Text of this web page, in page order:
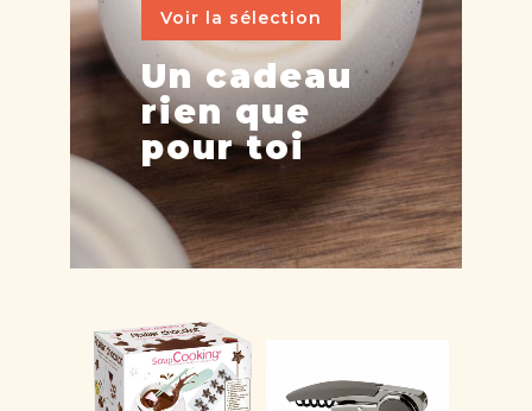
Voir la sélection
Un cadeau
rien que
pour toi